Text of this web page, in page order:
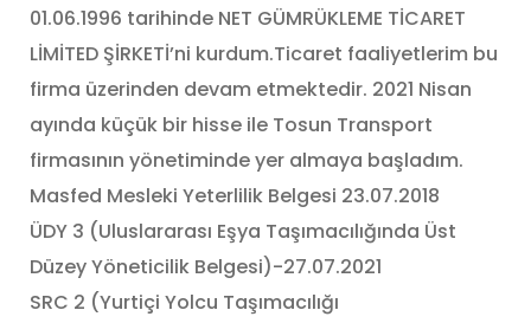
01.06.1996 tarihinde NET GÜMRÜKLEME TİCARET
LİMİTED ŞİRKETİ’ni kurdum.Ticaret faaliyetlerim bu
firma üzerinden devam etmektedir. 2021 Nisan
ayında küçük bir hisse ile Tosun Transport
firmasının yönetiminde yer almaya başladım.
Masfed Mesleki Yeterlilik Belgesi 23.07.2018
ÜDY 3 (Uluslararası Eşya Taşımacılığında Üst
Düzey Yöneticilik Belgesi)-27.07.2021
SRC 2 (Yurtiçi Yolcu Taşımacılığı